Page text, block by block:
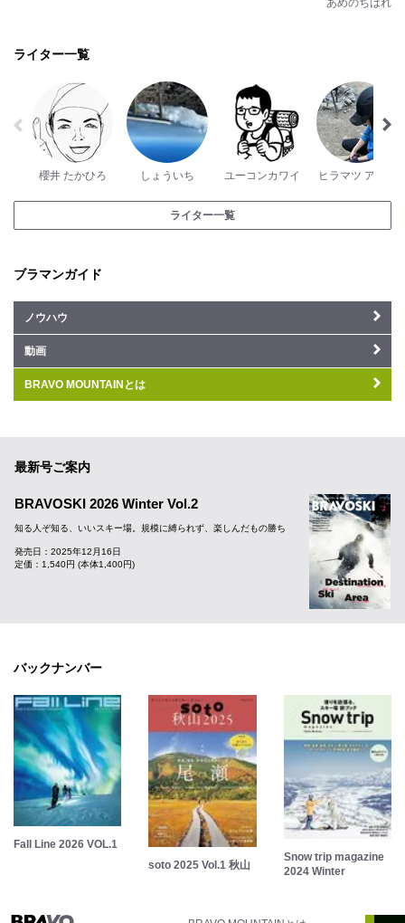
あめのちはれ
ライター一覧
櫻井 たかひろ しょういち ユーコンカワイ ヒラマツ アユコ
ライター一覧
ブラマンガイド
ノウハウ
動画
BRAVO MOUNTAINとは
最新号ご案内
BRAVOSKI 2026 Winter Vol.2
知る人ぞ知る、いいスキー場。規模に縛られず、楽しんだもの勝ち
発売日：2025年12月16日
定価：1,540円 (本体1,400円)
バックナンバー
Fall Line 2026 VOL.1
soto 2025 Vol.1 秋山
Snow trip magazine
2024 Winter